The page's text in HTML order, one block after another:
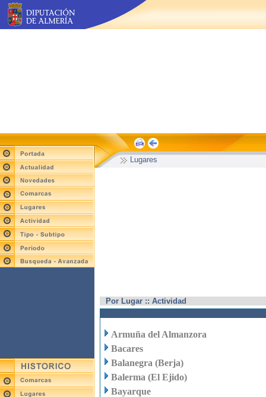
Lugares
Por Lugar :: Actividad
Armuña del Almanzora
Bacares
Balanegra (Berja)
Balerma (El Ejido)
Bayarque